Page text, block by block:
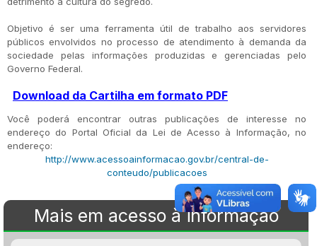
Objetivo é ser uma ferramenta útil de trabalho aos servidores
públicos envolvidos no processo de atendimento à demanda da
sociedade pelas informações produzidas e gerenciadas pelo
Governo Federal.
Download da Cartilha em formato PDF
Você poderá encontrar outras publicações de interesse no
endereço do Portal Oficial da Lei de Acesso à Informação, no
endereço:
http://www.acessoainformacao.gov.br/central-de-
conteudo/publicacoes
Mais em acesso à informação